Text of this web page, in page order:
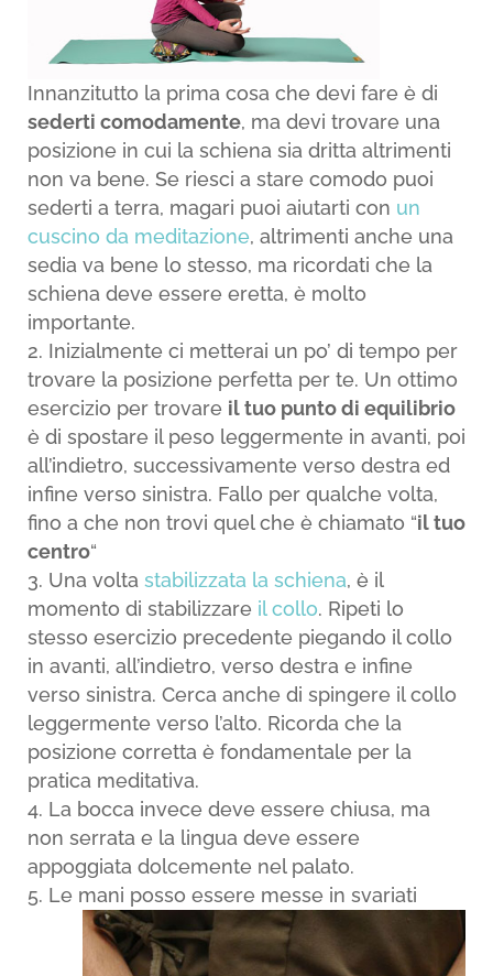
Innanzitutto la prima cosa che devi fare è di
sederti comodamente, ma devi trovare una
posizione in cui la schiena sia dritta altrimenti
non va bene. Se riesci a stare comodo puoi
sederti a terra, magari puoi aiutarti con un
cuscino da meditazione, altrimenti anche una
sedia va bene lo stesso, ma ricordati che la
schiena deve essere eretta, è molto
importante.
Inizialmente ci metterai un po’ di tempo per
trovare la posizione perfetta per te. Un ottimo
esercizio per trovare il tuo punto di equilibrio
è di spostare il peso leggermente in avanti, poi
all’indietro, successivamente verso destra ed
infine verso sinistra. Fallo per qualche volta,
fino a che non trovi quel che è chiamato “il tuo
centro“
Una volta stabilizzata la schiena, è il
momento di stabilizzare il collo. Ripeti lo
stesso esercizio precedente piegando il collo
in avanti, all’indietro, verso destra e infine
verso sinistra. Cerca anche di spingere il collo
leggermente verso l’alto. Ricorda che la
posizione corretta è fondamentale per la
pratica meditativa.
La bocca invece deve essere chiusa, ma
non serrata e la lingua deve essere
appoggiata dolcemente nel palato.
Le mani posso essere messe in svariati